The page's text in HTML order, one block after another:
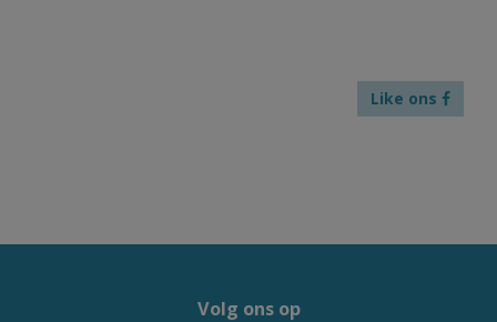
Like ons
Volg ons op